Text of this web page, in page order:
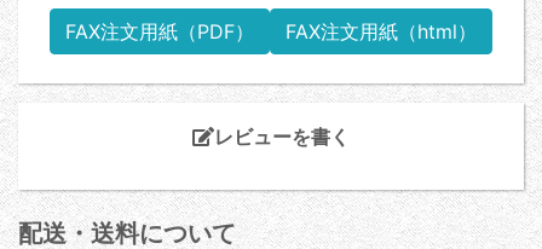
FAX注文用紙（PDF） FAX注文用紙（html）
レビューを書く
配送・送料について